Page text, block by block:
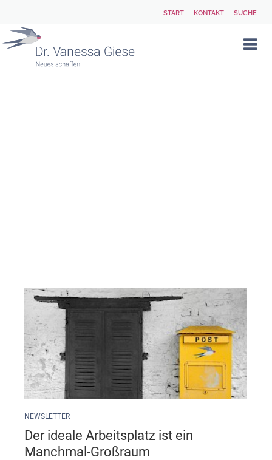
START KONTAKT SUCHE
NEWSLETTER
Der ideale Arbeitsplatz ist ein
Manchmal-Großraum